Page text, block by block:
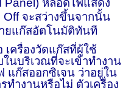
Panel) หลอดไฟแสดง
Off จะสว่างขึ้นจากนั้น
ยแก๊สอัตโนมัติทันที
เครื่องวัดแก๊สที่ผู้ใช้
นบริเวณที่จะเข้าทำงาน
แก๊สออกซิเจน ว่าอยู่ใน
ำงานหรือไม่ ตัวเครื่อง